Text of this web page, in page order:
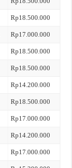
Rp18.500.000
Rp17.000.000
Rp18.500.000
Rp18.500.000
Rp14.200.000
Rp18.500.000
Rp17.000.000
Rp14.200.000
Rp17.000.000